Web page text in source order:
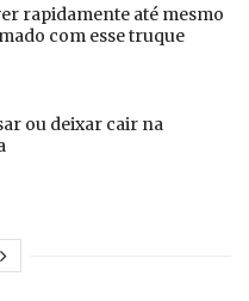
rapidamente até mesmo
com esse truque
ou deixar cair na